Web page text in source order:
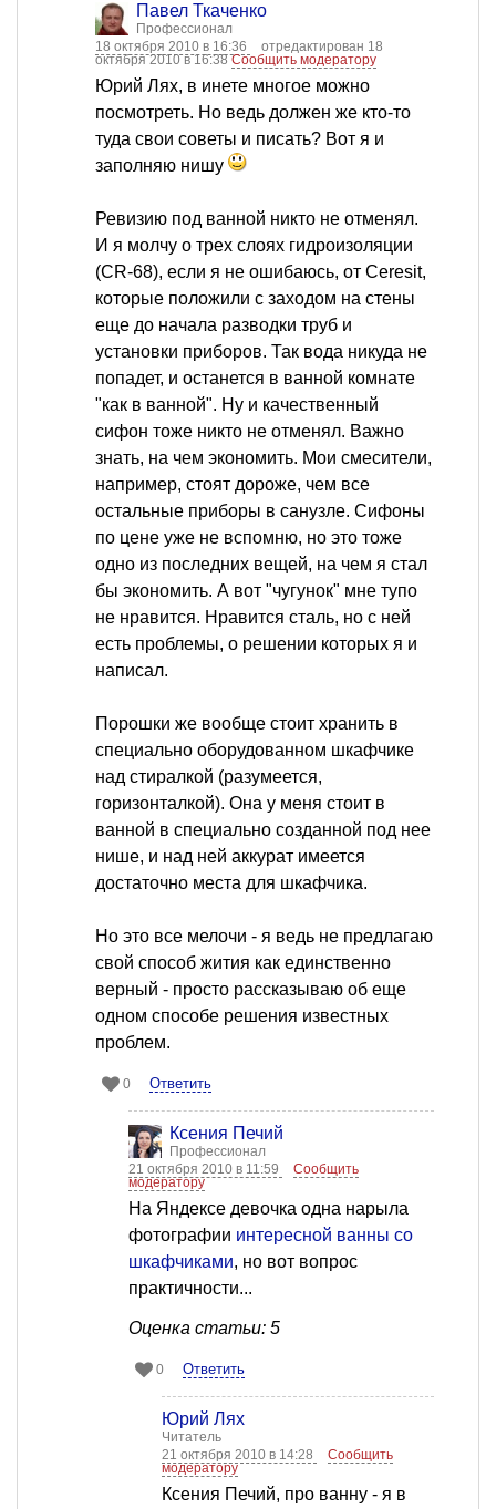
Павел Ткаченко
Профессионал
18 октября 2010 в 16:36
отредактирован 18
октября 2010 в 16:38Сообщить модератору
Юрий Лях, в инете многое можно
посмотреть. Но ведь должен же кто-то
туда свои советы и писать? Вот я и
заполняю нишу
Ревизию под ванной никто не отменял.
И я молчу о трех слоях гидроизоляции
(CR-68), если я не ошибаюсь, от Ceresit,
которые положили с заходом на стены
еще до начала разводки труб и
установки приборов. Так вода никуда не
попадет, и останется в ванной комнате
"как в ванной". Ну и качественный
сифон тоже никто не отменял. Важно
знать, на чем экономить. Мои смесители,
например, стоят дороже, чем все
остальные приборы в санузле. Сифоны
по цене уже не вспомню, но это тоже
одно из последних вещей, на чем я стал
бы экономить. А вот "чугунок" мне тупо
не нравится. Нравится сталь, но с ней
есть проблемы, о решении которых я и
написал.
Порошки же вообще стоит хранить в
специально оборудованном шкафчике
над стиралкой (разумеется,
горизонталкой). Она у меня стоит в
ванной в специально созданной под нее
нише, и над ней аккурат имеется
достаточно места для шкафчика.
Но это все мелочи - я ведь не предлагаю
свой способ жития как единственно
верный - просто рассказываю об еще
одном способе решения известных
проблем.
0 Ответить
Ксения Печий
Профессионал
21 октября 2010 в 11:59
Сообщить
модератору
На Яндексе девочка одна нарыла
фотографии интересной ванны со
шкафчиками, но вот вопрос
практичности...
Оценка статьи: 5
0 Ответить
Юрий Лях
Читатель
21 октября 2010 в 14:28
Сообщить
модератору
Ксения Печий, про ванну - я в